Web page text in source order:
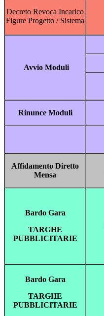
Decreto Revoca Incarico
Figure Progetto / Sistema
Avvio Moduli
Rinunce Moduli
Affidamento Diretto
Mensa
Bardo Gara
TARGHE
PUBBLICITARIE
Bardo Gara
TARGHE
PUBBLICITARIE